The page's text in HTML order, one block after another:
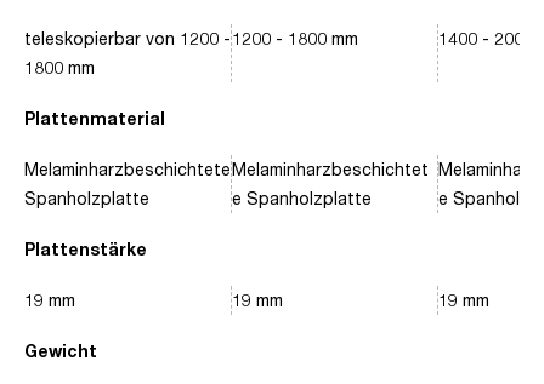
Plattenmaterial
Plattenstärke
Gewicht
teleskopierbar von 1200 -
1800 mm
Melaminharzbeschichtete
Spanholzplatte
19 mm
1200 - 1800 mm
Melaminharzbeschichtet
e Spanholzplatte
19 mm
1400 - 2000
e
19 mm